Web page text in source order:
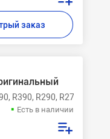
заказ
R390, R290, R270
Есть в наличии